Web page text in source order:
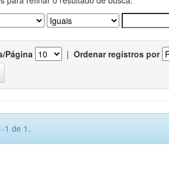
Página | Ordenar registros por
1 de 1.